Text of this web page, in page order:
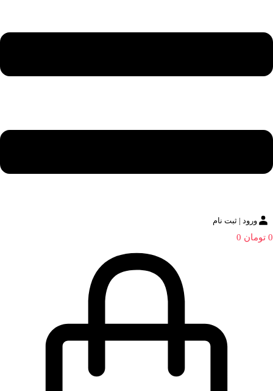
ورود | ثبت نام
0 تومان 0